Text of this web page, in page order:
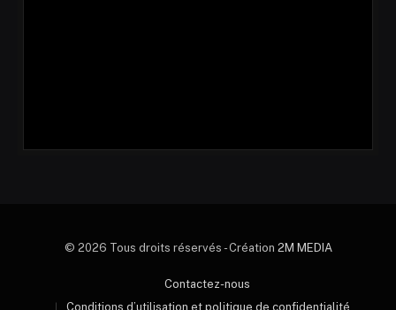
© 2026 Tous droits réservés - Création 2M MEDIA
Contactez-nous
Conditions d’utilisation et politique de confidentialité